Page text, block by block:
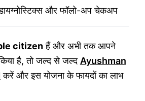
और फॉलो-अप चेकअप
citizenहैं और अभी तक आपने
है, तो जल्द से जल्दAyushman
करें और इस योजना के फायदों का लाभ